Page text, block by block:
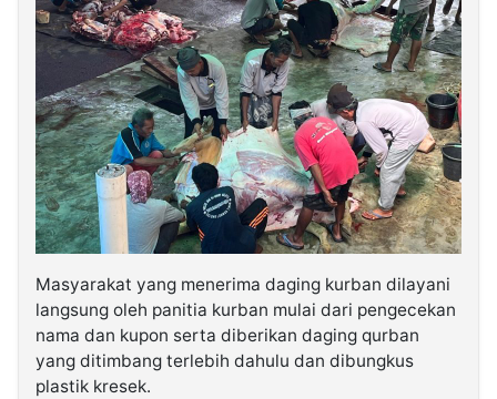
Masyarakat yang menerima daging kurban dilayani
langsung oleh panitia kurban mulai dari pengecekan
nama dan kupon serta diberikan daging qurban
yang ditimbang terlebih dahulu dan dibungkus
plastik kresek.